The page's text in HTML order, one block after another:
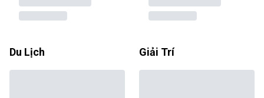
Du Lịch Giải Trí